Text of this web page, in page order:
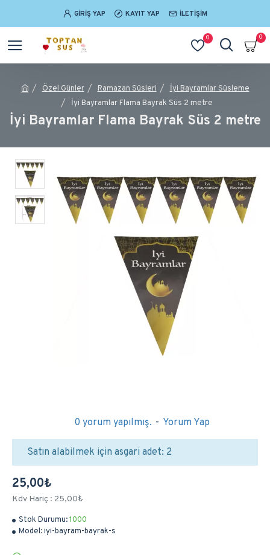
GIRIŞ YAP KAYIT YAP İLETIŞIM
0 0
Özel Günler Ramazan Süsleri
İyi Bayramlar Süsleme
İyi Bayramlar Flama Bayrak Süs 2 metre
İyi Bayramlar Flama Bayrak Süs 2 metre
Stok Durumu:1000
Model:iyi-bayram-bayrak-s
0 yorum yapılmış. - Yorum Yap
25,00₺
Kdv Hariç : 25,00₺
Satın alabilmek için asgari adet: 2